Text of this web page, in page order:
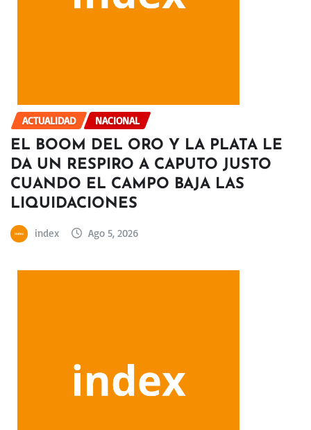
ACTUALIDAD NACIONAL
EL BOOM DEL ORO Y LA PLATA LE
DA UN RESPIRO A CAPUTO JUSTO
CUANDO EL CAMPO BAJA LAS
LIQUIDACIONES
index Ago 5, 2026